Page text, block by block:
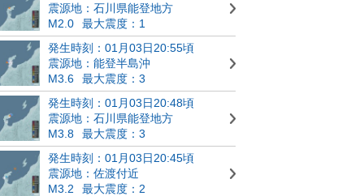
震源地：石川県能登地方
M2.0
最大震度：1
発生時刻：01月03日20:55頃
震源地：能登半島沖
M3.6
最大震度：3
発生時刻：01月03日20:48頃
震源地：石川県能登地方
M3.8
最大震度：3
発生時刻：01月03日20:45頃
震源地：佐渡付近
M3.2
最大震度：2